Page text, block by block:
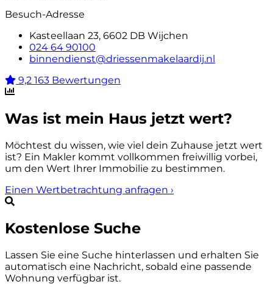
Besuch-Adresse
Kasteellaan 23, 6602 DB Wijchen
024 64 90100
binnendienst@driessenmakelaardij.nl
9,2 163 Bewertungen
Was ist mein Haus jetzt wert?
Möchtest du wissen, wie viel dein Zuhause jetzt wert
ist? Ein Makler kommt vollkommen freiwillig vorbei,
um den Wert Ihrer Immobilie zu bestimmen.
Einen Wertbetrachtung anfragen ›
Kostenlose Suche
Lassen Sie eine Suche hinterlassen und erhalten Sie
automatisch eine Nachricht, sobald eine passende
Wohnung verfügbar ist.